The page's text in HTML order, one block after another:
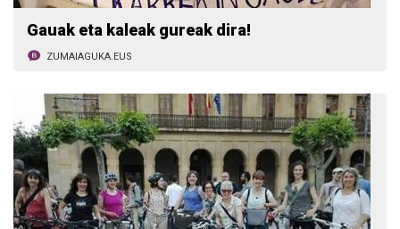
Gauak eta kaleak gureak dira!
ZUMAIAGUKA.EUS